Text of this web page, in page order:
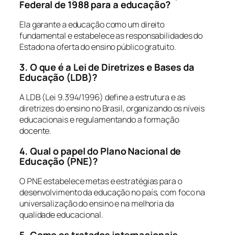
Federal de 1988 para a educação?
Ela garante a educação como um direito
fundamental e estabelece as responsabilidades do
Estado na oferta do ensino público gratuito.
3. O que é a Lei de Diretrizes e Bases da
Educação (LDB)?
A LDB (Lei 9.394/1996) define a estrutura e as
diretrizes do ensino no Brasil, organizando os níveis
educacionais e regulamentando a formação
docente.
4. Qual o papel do Plano Nacional de
Educação (PNE)?
O PNE estabelece metas e estratégias para o
desenvolvimento da educação no país, com foco na
universalização do ensino e na melhoria da
qualidade educacional.